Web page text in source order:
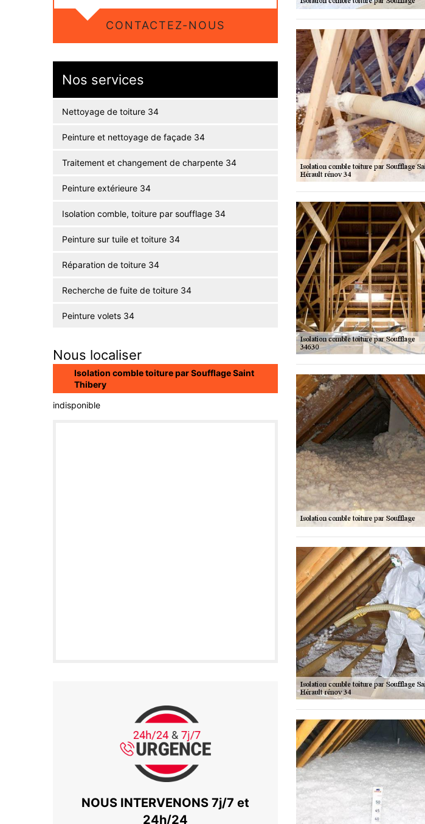
CONTACTEZ-NOUS
Nos services
Nettoyage de toiture 34
Peinture et nettoyage de façade 34
Traitement et changement de charpente 34
Peinture extérieure 34
Isolation comble, toiture par soufflage 34
Peinture sur tuile et toiture 34
Réparation de toiture 34
Recherche de fuite de toiture 34
Peinture volets 34
Nous localiser
Isolation comble toiture par Soufflage Saint
Thibery
indisponible
NOUS INTERVENONS 7j/7 et
24h/24